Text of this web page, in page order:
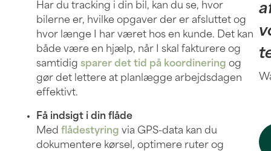
Har du tracking i din bil, kan du se, hvor
bilerne er, hvilke opgaver der er afsluttet og
hvor længe I har været hos en kunde. Det kan
både være en hjælp, når I skal fakturere og
samtidig sparer det tid på koordinering og
gør det lettere at planlægge arbejdsdagen
effektivt.
Få indsigt i din flåde
Med flådestyring via GPS-data kan du
dokumentere kørsel, optimere ruter og